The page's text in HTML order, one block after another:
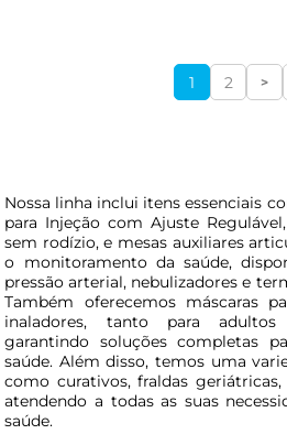
1 2 >
Nossa linha inclui itens essenciais
para Injeção com Ajuste
sem rodízio, e mesas auxiliares
o monitoramento da saúde,
pressão arterial, nebulizadores e
Também oferecemos máscaras
inaladores, tanto para
garantindo soluções completas
saúde. Além disso, temos uma
como curativos, fraldas geriátricas,
atendendo a todas as suas
saúde.